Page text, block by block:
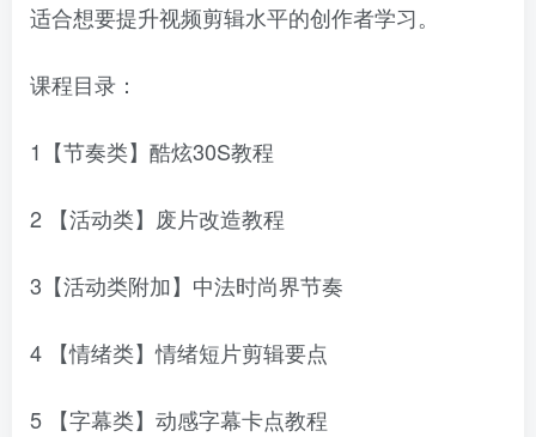
适合想要提升视频剪辑水平的创作者学习。
课程目录：
1【节奏类】酷炫30S教程
2 【活动类】废片改造教程
3【活动类附加】中法时尚界节奏
4 【情绪类】情绪短片剪辑要点
5 【字幕类】动感字幕卡点教程